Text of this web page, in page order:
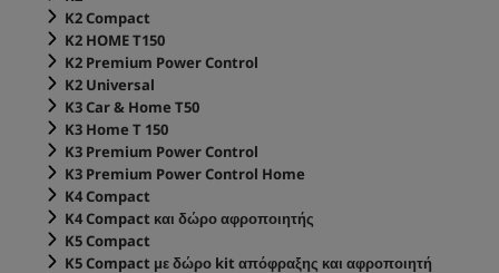
K2 Compact
K2 HOME T150
K2 Premium Power Control
K2 Universal
K3 Car & Home T50
K3 Home T 150
K3 Premium Power Control
K3 Premium Power Control Home
K4 Compact
K4 Compact και δώρο αφροποιητής
K5 Compact
K5 Compact με δώρο kit απόφραξης και αφροποιητή